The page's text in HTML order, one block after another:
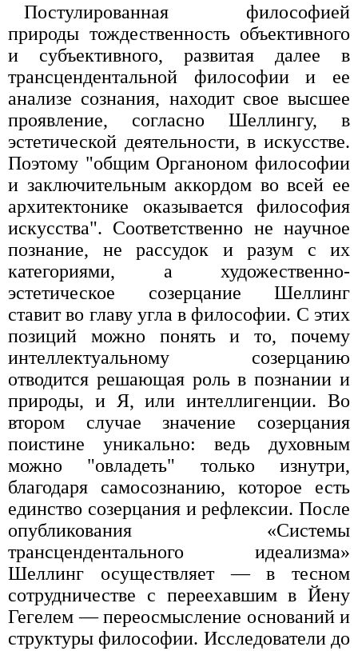
Постулированная философией
природы тождественность объективного
и субъективного, развитая далее в
трансцендентальной философии и ее
анализе сознания, находит свое высшее
проявление, согласно Шеллингу, в
эстетической деятельности, в искусстве.
Поэтому "общим Органоном философии
и заключительным аккордом во всей ее
архитектонике оказывается философия
искусства". Соответственно не научное
познание, не рассудок и разум с их
категориями, а художественно-
эстетическое созерцание Шеллинг
ставит во главу угла в философии. С этих
позиций можно понять и то, почему
интеллектуальному созерцанию
отводится решающая роль в познании и
природы, и Я, или интеллигенции. Во
втором случае значение созерцания
поистине уникально: ведь духовным
можно "овладеть" только изнутри,
благодаря самосознанию, которое есть
единство созерцания и рефлексии. После
опубликования «Системы
трансцендентального идеализма»
Шеллинг осуществляет — в тесном
сотрудничестве с переехавшим в Йену
Гегелем — переосмысление оснований и
структуры философии. Исследователи до